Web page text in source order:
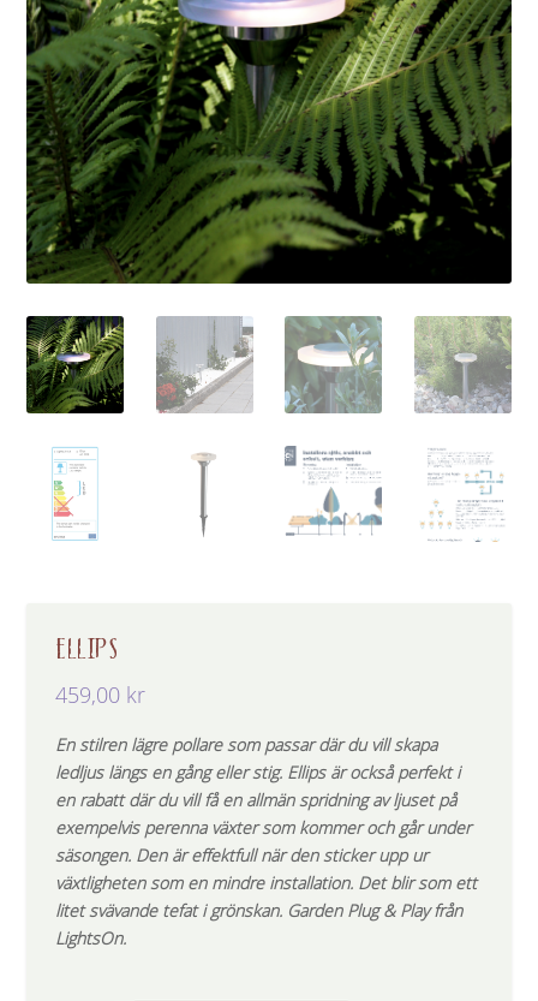
ELLIPS
459,00 kr
En stilren lägre pollare som passar där du vill skapa
ledljus längs en gång eller stig. Ellips är också perfekt i
en rabatt där du vill få en allmän spridning av ljuset på
exempelvis perenna växter som kommer och går under
säsongen. Den är effektfull när den sticker upp ur
växtligheten som en mindre installation. Det blir som ett
litet svävande tefat i grönskan. Garden Plug & Play från
LightsOn.